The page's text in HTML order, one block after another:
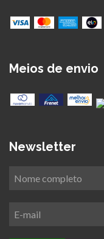
Meios de envio
Newsletter